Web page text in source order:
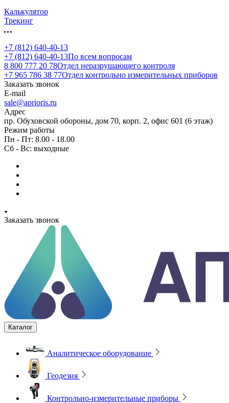
Калькулятор
Трекинг
+7 (812) 640-40-13
+7 (812) 640-40-13По всем вопросам
8 800 777 20 78Отдел неразрушающего контроля
+7 965 786 38 77Отдел контрольно измерительных приборов
Заказать звонок
E-mail
sale@aprioris.ru
Адрес
пр. Обуховской обороны, дом 70, корп. 2, офис 601 (6 этаж)
Режим работы
Пн - Пт: 8.00 - 18.00
Сб - Вс: выходные
Заказать звонок
Каталог
Аналитическое оборудование
Геодезия
Контрольно-измерительные приборы